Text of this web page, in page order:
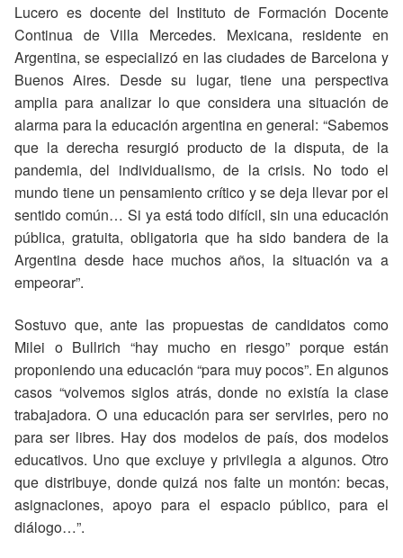
Lucero es docente del Instituto de Formación Docente
Continua de Villa Mercedes. Mexicana, residente en
Argentina, se especializó en las ciudades de Barcelona y
Buenos Aires. Desde su lugar, tiene una perspectiva
amplia para analizar lo que considera una situación de
alarma para la educación argentina en general: “Sabemos
que la derecha resurgió producto de la disputa, de la
pandemia, del individualismo, de la crisis. No todo el
mundo tiene un pensamiento crítico y se deja llevar por el
sentido común… Si ya está todo difícil, sin una educación
pública, gratuita, obligatoria que ha sido bandera de la
Argentina desde hace muchos años, la situación va a
empeorar”.
Sostuvo que, ante las propuestas de candidatos como
Milei o Bullrich “hay mucho en riesgo” porque están
proponiendo una educación “para muy pocos”. En algunos
casos “volvemos siglos atrás, donde no existía la clase
trabajadora. O una educación para ser servirles, pero no
para ser libres. Hay dos modelos de país, dos modelos
educativos. Uno que excluye y privilegia a algunos. Otro
que distribuye, donde quizá nos falte un montón: becas,
asignaciones, apoyo para el espacio público, para el
diálogo…”.